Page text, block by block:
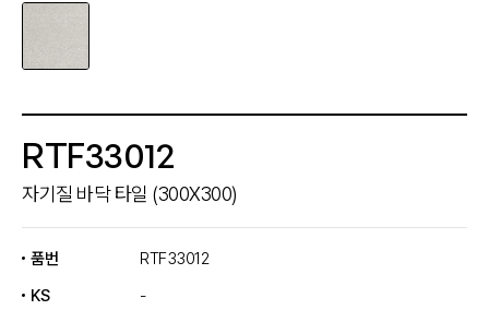
RTF33012
자기질 바닥 타일 (300X300)
품번
RTF33012
KS
-